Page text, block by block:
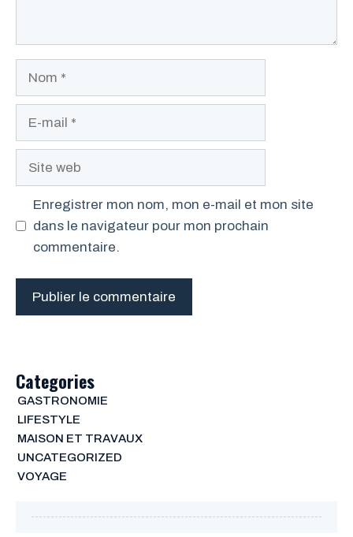
Site
Enregistrer mon nom, mon e-mail et mon site
dans le navigateur pour mon prochain
commentaire.
Categories
GASTRONOMIE
LIFESTYLE
MAISON ET TRAVAUX
UNCATEGORIZED
VOYAGE